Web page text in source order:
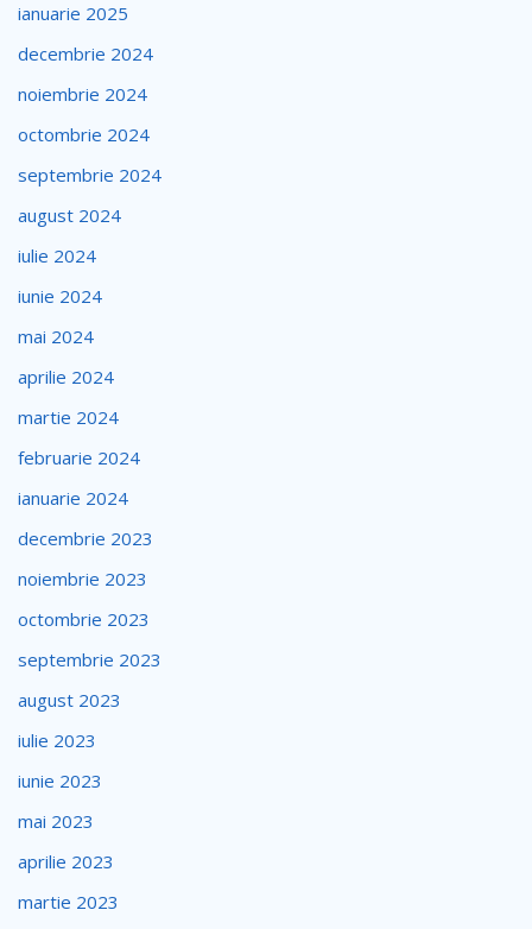
ianuarie 2025
decembrie 2024
noiembrie 2024
octombrie 2024
septembrie 2024
august 2024
iulie 2024
iunie 2024
mai 2024
aprilie 2024
martie 2024
februarie 2024
ianuarie 2024
decembrie 2023
noiembrie 2023
octombrie 2023
septembrie 2023
august 2023
iulie 2023
iunie 2023
mai 2023
aprilie 2023
martie 2023